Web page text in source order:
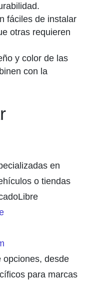
fáciles de instalar
otras requieren
y color de las
con la
en
o tiendas
opciones, desde
para marcas